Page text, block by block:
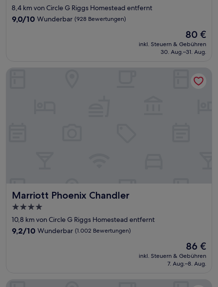
Sterne-
Unterkunft
8,4 km von Circle G Riggs Homestead entfernt
9.0
9,0/10 Wunderbar (928 Bewertungen)
Der
Preis
beträgt
80 €
inkl. Steuern & Gebühren
30. Aug.–31. Aug.
Marriott Phoenix Chandler
Marriott Phoenix Chandler
4.0-
Sterne-
Unterkunft
10,8 km von Circle G Riggs Homestead entfernt
9.2
9,2/10 Wunderbar (1.002 Bewertungen)
Der
Preis
beträgt
86 €
inkl. Steuern & Gebühren
7. Aug.–8. Aug.
Woodspring Suites Gilbert - Mesa Gateway Airport